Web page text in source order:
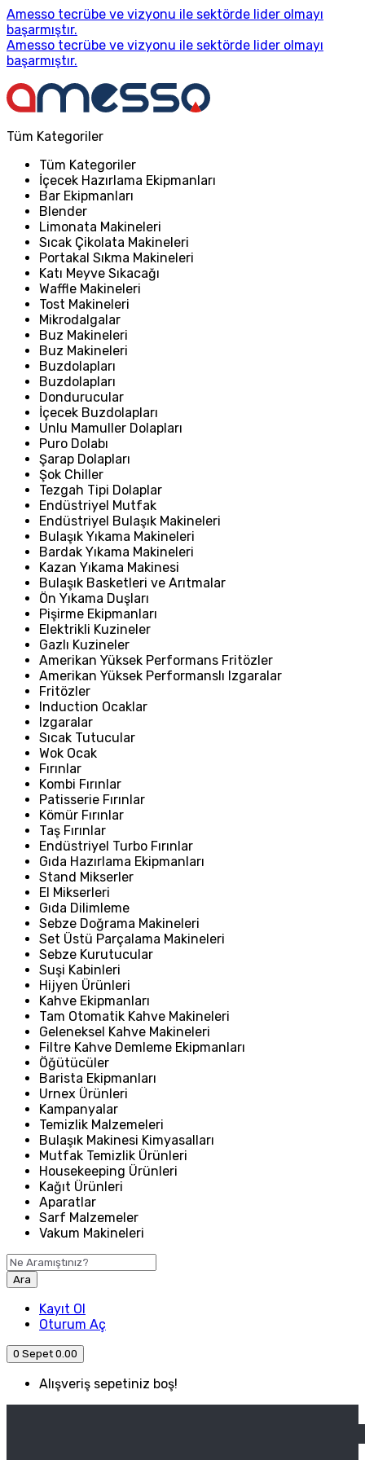
Amesso tecrübe ve vizyonu ile sektörde lider olmayı
başarmıştır.
Amesso tecrübe ve vizyonu ile sektörde lider olmayı
başarmıştır.
Tüm Kategoriler
Tüm Kategoriler
İçecek Hazırlama Ekipmanları
Bar Ekipmanları
Blender
Limonata Makineleri
Sıcak Çikolata Makineleri
Portakal Sıkma Makineleri
Katı Meyve Sıkacağı
Waffle Makineleri
Tost Makineleri
Mikrodalgalar
Buz Makineleri
Buz Makineleri
Buzdolapları
Buzdolapları
Dondurucular
İçecek Buzdolapları
Unlu Mamuller Dolapları
Puro Dolabı
Şarap Dolapları
Şok Chiller
Tezgah Tipi Dolaplar
Endüstriyel Mutfak
Endüstriyel Bulaşık Makineleri
Bulaşık Yıkama Makineleri
Bardak Yıkama Makineleri
Kazan Yıkama Makinesi
Bulaşık Basketleri ve Arıtmalar
Ön Yıkama Duşları
Pişirme Ekipmanları
Elektrikli Kuzineler
Gazlı Kuzineler
Amerikan Yüksek Performans Fritözler
Amerikan Yüksek Performanslı Izgaralar
Fritözler
Induction Ocaklar
Izgaralar
Sıcak Tutucular
Wok Ocak
Fırınlar
Kombi Fırınlar
Patisserie Fırınlar
Kömür Fırınlar
Taş Fırınlar
Endüstriyel Turbo Fırınlar
Gıda Hazırlama Ekipmanları
Stand Mikserler
El Mikserleri
Gıda Dilimleme
Sebze Doğrama Makineleri
Set Üstü Parçalama Makineleri
Sebze Kurutucular
Suşi Kabinleri
Hijyen Ürünleri
Kahve Ekipmanları
Tam Otomatik Kahve Makineleri
Geleneksel Kahve Makineleri
Filtre Kahve Demleme Ekipmanları
Öğütücüler
Barista Ekipmanları
Urnex Ürünleri
Kampanyalar
Temizlik Malzemeleri
Bulaşık Makinesi Kimyasalları
Mutfak Temizlik Ürünleri
Housekeeping Ürünleri
Kağıt Ürünleri
Aparatlar
Sarf Malzemeler
Vakum Makineleri
Ara
Kayıt Ol
Oturum Aç
0 Sepet 0.00
Alışveriş sepetiniz boş!